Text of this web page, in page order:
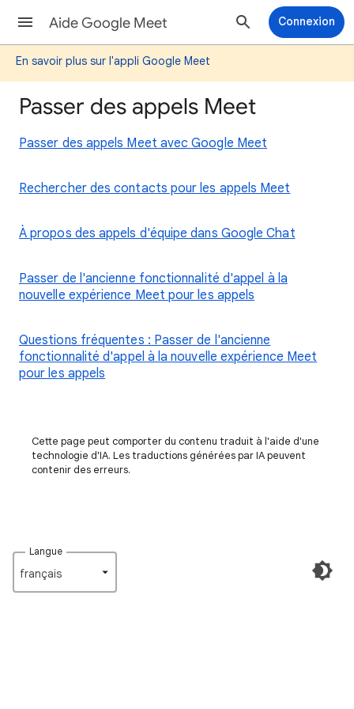
Aide Google Meet Connexion
En savoir plus sur l'appli Google Meet
Passer des appels Meet
Passer des appels Meet avec Google Meet
Rechercher des contacts pour les appels Meet
À propos des appels d'équipe dans Google Chat
Passer de l'ancienne fonctionnalité d'appel à la
nouvelle expérience Meet pour les appels
Questions fréquentes : Passer de l'ancienne
fonctionnalité d'appel à la nouvelle expérience Meet
pour les appels
Cette page peut comporter du contenu traduit à l'aide d'une
technologie d'IA. Les traductions générées par IA peuvent
contenir des erreurs.
Langue
français‎